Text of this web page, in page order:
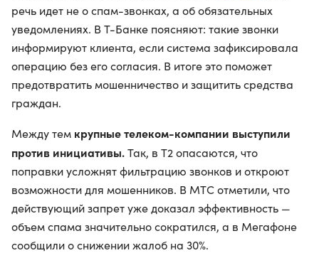
речь идет не о спам-звонках, а об обязательных
уведомлениях. В Т-Банке поясняют: такие звонки
информируют клиента, если система зафиксировала
операцию без его согласия. В итоге это поможет
предотвратить мошенничество и защитить средства
граждан.
Между тем крупные телеком-компании выступили
против инициативы.Так, в Т2 опасаются, что
поправки усложнят фильтрацию звонков и откроют
возможности для мошенников. В МТС отметили, что
действующий запрет уже доказал эффективность —
объем спама значительно сократился, а в Мегафоне
сообщили о снижении жалоб на 30%.